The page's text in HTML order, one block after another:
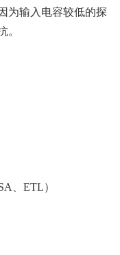
为输入电容较低的探
。
、ETL）